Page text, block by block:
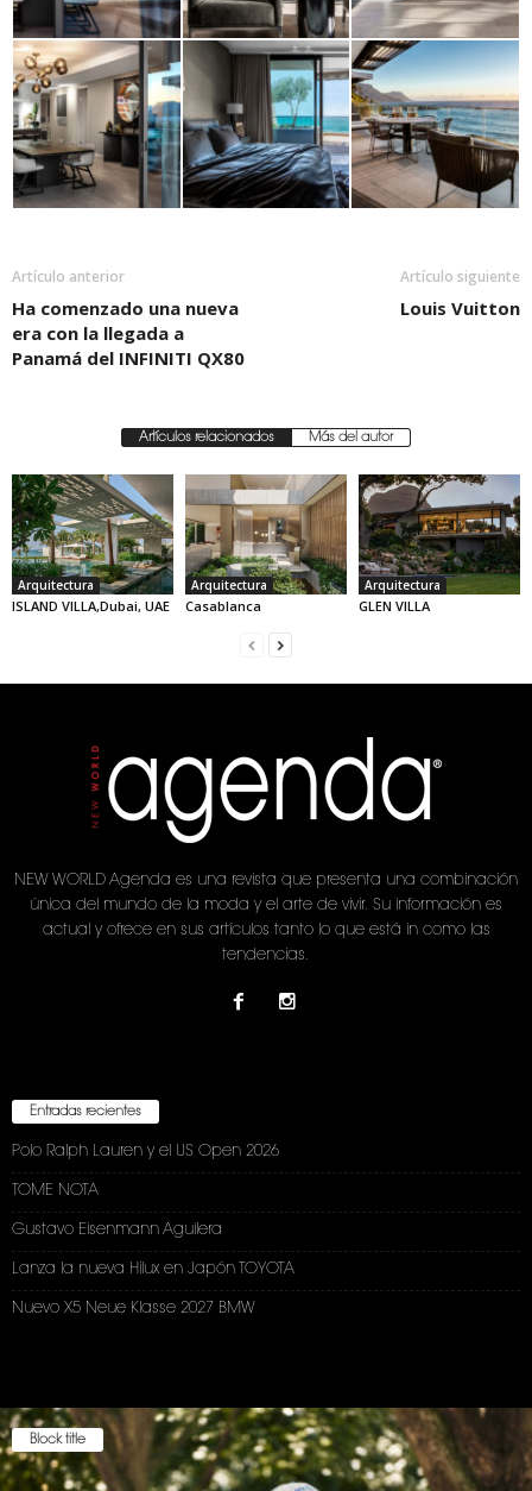
Artículo anterior
Ha comenzado una nueva
era con la llegada a
Panamá del INFINITI QX80
Artículo siguiente
Louis Vuitton
Artículos relacionados Más del autor
Arquitectura
ISLAND VILLA,Dubai, UAE
Arquitectura
Casablanca
Arquitectura
GLEN VILLA
NEW WORLD Agenda es una revista que presenta una combinación
única del mundo de la moda y el arte de vivir. Su información es
actual y ofrece en sus artículos tanto lo que está in como las
tendencias.
Entradas recientes
Polo Ralph Lauren y el US Open 2026
TOME NOTA
Gustavo Eisenmann Aguilera
Lanza la nueva Hilux en Japón TOYOTA
Nuevo X5 Neue Klasse 2027 BMW
Block title